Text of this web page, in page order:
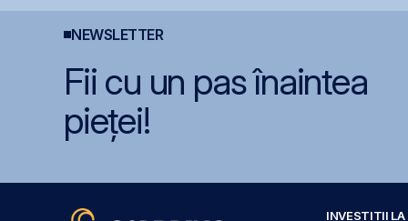
NEWSLETTER
Fii cu un pas înaintea
pieței!
INVESTIȚII LA